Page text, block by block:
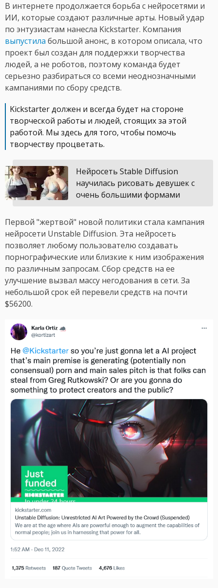
В интернете продолжается борьба с нейросетями и
ИИ, которые создают различные арты. Новый удар
по энтузиастам нанесла Kickstarter. Компания
выпустила большой анонс, в котором описала, что
проект был создан для поддержки творчества
людей, а не роботов, поэтому команда будет
серьезно разбираться со всеми неоднозначными
кампаниями по сбору средств.
Kickstarter должен и всегда будет на стороне
творческой работы и людей, стоящих за этой
работой. Мы здесь для того, чтобы помочь
творчеству процветать.
Нейросеть Stable Diffusion
научилась рисовать девушек с
очень большими формами
Первой "жертвой" новой политики стала кампания
нейросети Unstable Diffusion. Эта нейросеть
позволяет любому пользователю создавать
порнографические или близкие к ним изображения
по различным запросам. Сбор средств на ее
улучшение вызвал массу негодования в сети. За
небольшой срок ей перевели средств на почти
$56200.